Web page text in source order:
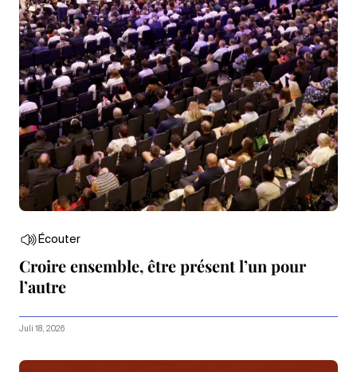
Écouter
Croire ensemble, être présent l’un pour
l’autre
Juli 18, 2026